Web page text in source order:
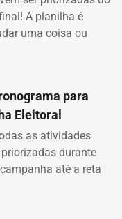
A planilha é
uma coisa ou
para
Eleitoral
as atividades
durante
até a reta